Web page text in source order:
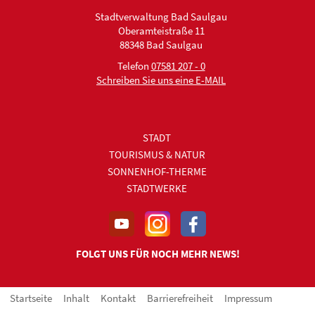
Stadtverwaltung Bad Saulgau
Oberamteistraße 11
88348 Bad Saulgau
Telefon 07581 207 - 0
Schreiben Sie uns eine E-MAIL
STADT
TOURISMUS & NATUR
SONNENHOF-THERME
STADTWERKE
FOLGT UNS FÜR NOCH MEHR NEWS!
Startseite Inhalt Kontakt Barrierefreiheit
Impressum